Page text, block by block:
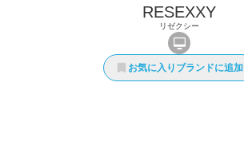
RESEXXY
リゼクシー
お気に入りブランドに追加